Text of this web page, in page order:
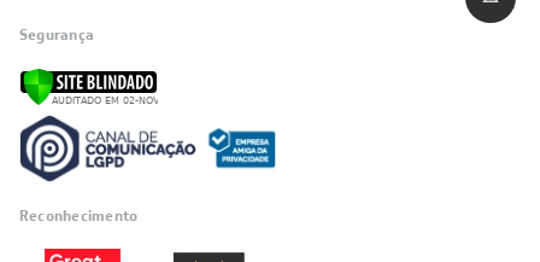
Segurança
Reconhecimento